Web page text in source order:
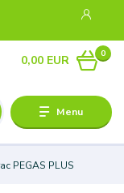
Menu
0
0,00 EUR
PEGAS PLUS